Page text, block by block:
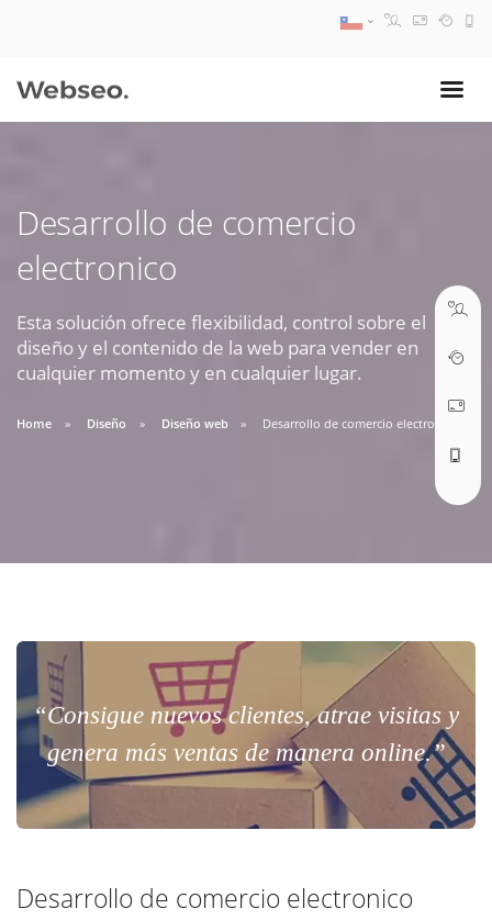
Desarrollo de comercio
electronico
Esta solución ofrece flexibilidad, control sobre el
diseño y el contenido de la web para vender en
cualquier momento y en cualquier lugar.
Home Diseño Diseño web Desarrollo de comercio electronico
“Consigue nuevos clientes, atrae visitas y
genera más ventas de manera online.”
Desarrollo de comercio electronico
09:30 AM A 18:30 PM
soporte@webseo.cl
ABRIR TICKET